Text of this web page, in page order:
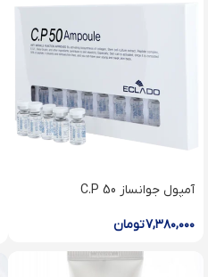
آمپول جوانساز C.P 50
۷,۳۸۰,۰۰۰تومان